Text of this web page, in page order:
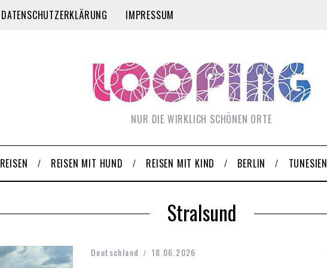
DATENSCHUTZERKLÄRUNG IMPRESSUM
NUR DIE WIRKLICH SCHÖNEN ORTE
REISEN REISEN MIT HUND REISEN MIT KIND BERLIN TUNESIEN
Stralsund
Deutschland 18.06.2026